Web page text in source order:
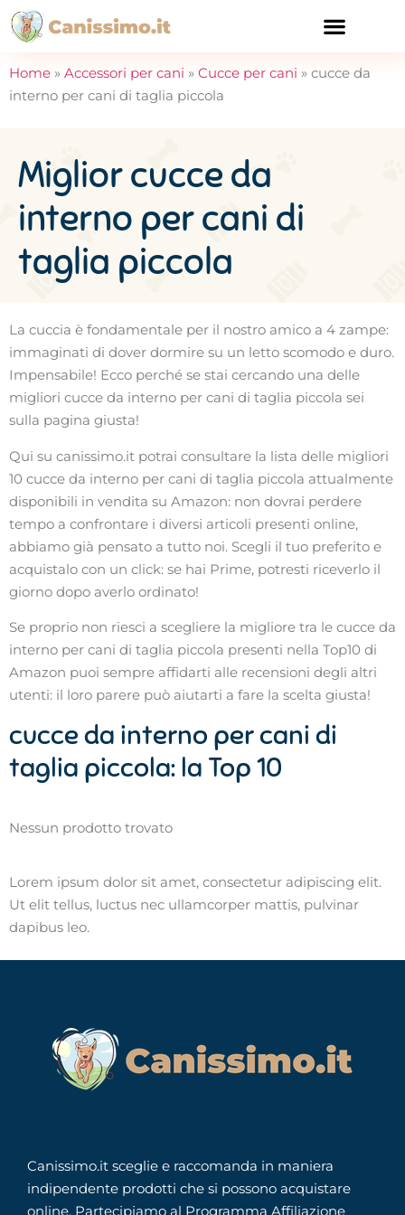
Home » Accessori per cani » Cucce per cani » cucce da
interno per cani di taglia piccola
Miglior cucce da
interno per cani di
taglia piccola
La cuccia è fondamentale per il nostro amico a 4 zampe:
immaginati di dover dormire su un letto scomodo e duro.
Impensabile! Ecco perché se stai cercando una delle
migliori cucce da interno per cani di taglia piccola sei
sulla pagina giusta!
Qui su canissimo.it potrai consultare la lista delle migliori
10 cucce da interno per cani di taglia piccola attualmente
disponibili in vendita su Amazon: non dovrai perdere
tempo a confrontare i diversi articoli presenti online,
abbiamo già pensato a tutto noi. Scegli il tuo preferito e
acquistalo con un click: se hai Prime, potresti riceverlo il
giorno dopo averlo ordinato!
Se proprio non riesci a scegliere la migliore tra le cucce da
interno per cani di taglia piccola presenti nella Top10 di
Amazon puoi sempre affidarti alle recensioni degli altri
utenti: il loro parere può aiutarti a fare la scelta giusta!
cucce da interno per cani di
taglia piccola: la Top 10
Nessun prodotto trovato
Lorem ipsum dolor sit amet, consectetur adipiscing elit.
Ut elit tellus, luctus nec ullamcorper mattis, pulvinar
dapibus leo.
Canissimo.it sceglie e raccomanda in maniera
indipendente prodotti che si possono acquistare
online. Partecipiamo al Programma Affiliazione